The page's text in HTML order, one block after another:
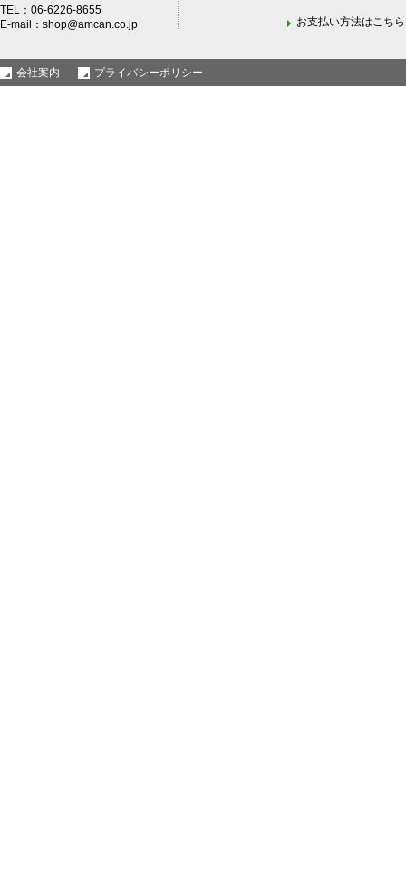
TEL：06-6226-8655
E-mail： shop@amcan.co.jp お支払い方法はこちら
会社案内 プライバシーポリシー